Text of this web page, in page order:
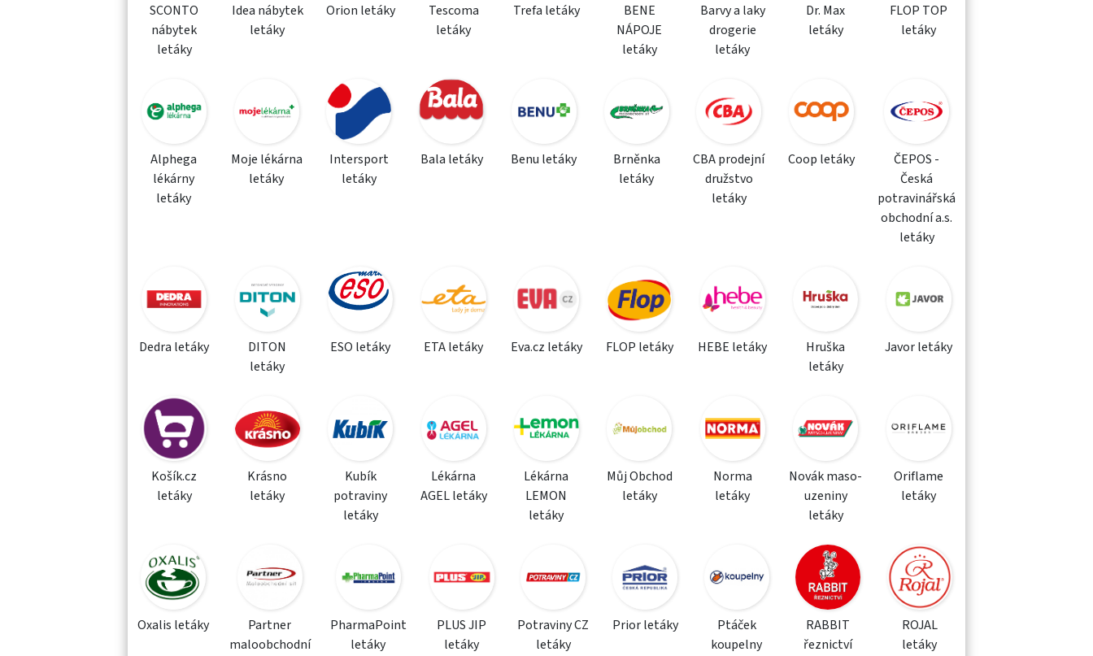
SCONTO
nábytek
letáky
Idea nábytek
letáky
Orion letáky
Tescoma
letáky
Trefa letáky
BENE
NÁPOJE
letáky
Barvy a laky
drogerie
letáky
Dr. Max
letáky
FLOP TOP
letáky
Alphega
lékárny
letáky
Moje lékárna
letáky
Intersport
letáky
Bala letáky Benu letáky
Brněnka
letáky
CBA prodejní
družstvo
letáky
Coop letáky
ČEPOS -
Česká
potravinářská
obchodní a.s.
letáky
Dedra letáky
DITON
letáky
ESO letáky ETA letáky Eva.cz letáky FLOP letáky HEBE letáky
Hruška
letáky
Javor letáky
Košík.cz
letáky
Krásno
letáky
Kubík
potraviny
letáky
Lékárna
AGEL letáky
Lékárna
LEMON
letáky
Můj Obchod
letáky
Norma
letáky
Novák maso-
uzeniny
letáky
Oriflame
letáky
Oxalis letáky
Partner
maloobchodní
PharmaPoint
letáky
PLUS JIP
letáky
Potraviny CZ
letáky
Prior letáky
Ptáček
koupelny
RABBIT
řeznictví
ROJAL
letáky